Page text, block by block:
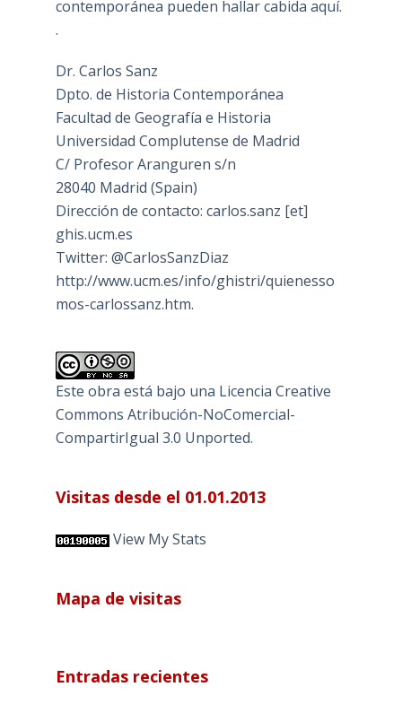
contemporánea pueden hallar cabida aquí.
.
Dr. Carlos Sanz
Dpto. de Historia Contemporánea
Facultad de Geografía e Historia
Universidad Complutense de Madrid
C/ Profesor Aranguren s/n
28040 Madrid (Spain)
Dirección de contacto: carlos.sanz [et]
ghis.ucm.es
Twitter: @CarlosSanzDiaz
http://www.ucm.es/info/ghistri/quienesso
mos-carlossanz.htm.
Este obra está bajo una Licencia Creative
Commons Atribución-NoComercial-
CompartirIgual 3.0 Unported.
Visitas desde el 01.01.2013
View My Stats
Mapa de visitas
Entradas recientes